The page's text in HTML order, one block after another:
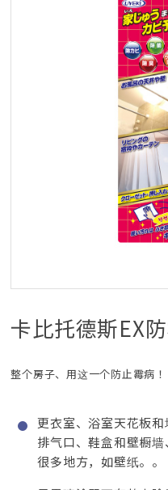
卡比托德斯EX
整个房子、用这一个防止霉病！
更衣室、浴室天花板
排气口、鞋盒和壁橱
很多地方，如壁纸。。